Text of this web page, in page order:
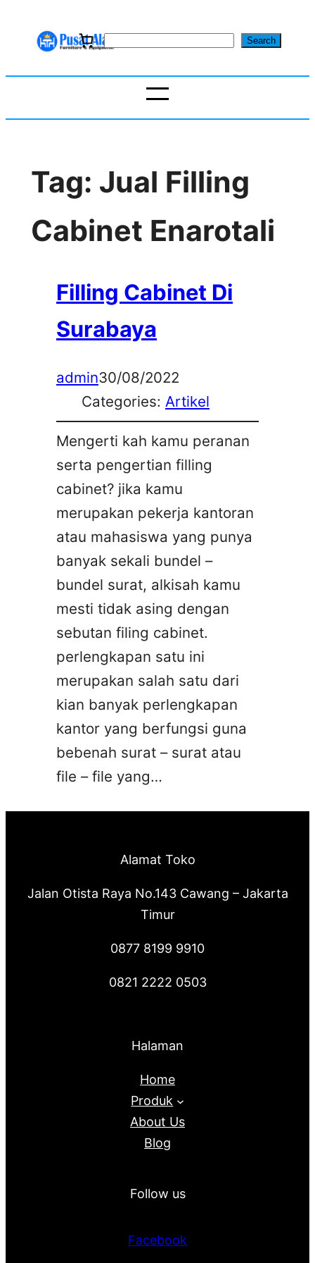
S
r
Search
Tag: Jual Filling
Cabinet Enarotali
Filling Cabinet Di
Surabaya
admin30/08/2022
Categories: Artikel
Mengerti kah kamu peranan
serta pengertian filling
cabinet? jika kamu
merupakan pekerja kantoran
atau mahasiswa yang punya
banyak sekali bundel –
bundel surat, alkisah kamu
mesti tidak asing dengan
sebutan filing cabinet.
perlengkapan satu ini
merupakan salah satu dari
kian banyak perlengkapan
kantor yang berfungsi guna
bebenah surat – surat atau
file – file yang…
Alamat Toko
Jalan Otista Raya No.143 Cawang – Jakarta
Timur
0877 8199 9910
0821 2222 0503
Halaman
Home
Produk
About Us
Blog
Follow us
Facebook